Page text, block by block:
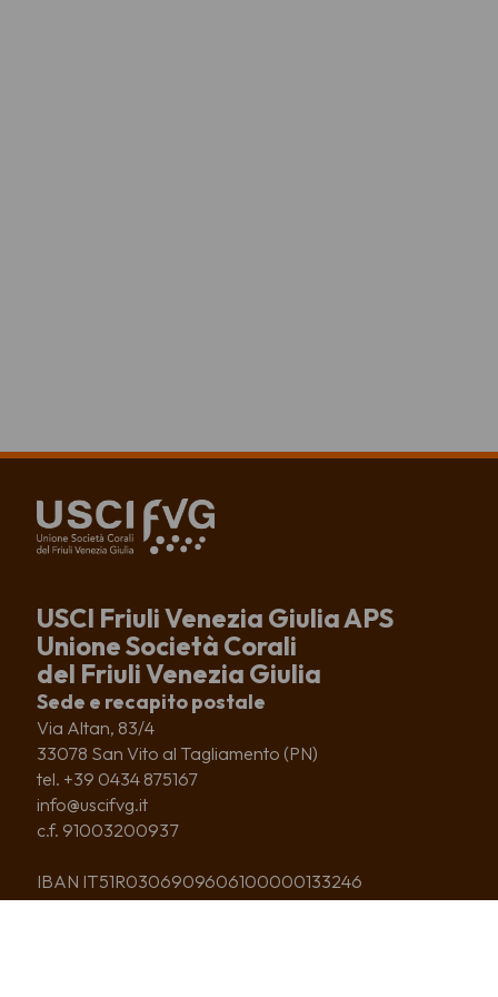
USCI Friuli Venezia Giulia APS
Unione Società Corali
del Friuli Venezia Giulia
Sede e recapito postale
Via Altan, 83/4
33078 San Vito al Tagliamento (PN)
tel. +39 0434 875167
info@uscifvg.it
c.f. 91003200937
IBAN IT51R0306909606100000133246